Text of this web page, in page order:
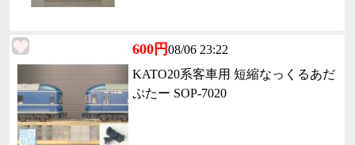
600円08/06 23:22
KATO20系客車用 短縮なっくるあだ
ぷたー SOP-7020